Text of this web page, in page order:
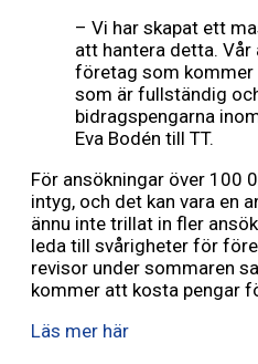
– Vi har skapat ett
att hantera detta.
företag som kommer
som är fullständig
bidragspengarna
Eva Bodén till TT.
För ansökningar över 100
intyg, och det kan vara en
ännu inte trillat in fler
leda till svårigheter för
revisor under sommaren
kommer att kosta pengar
Läs mer här